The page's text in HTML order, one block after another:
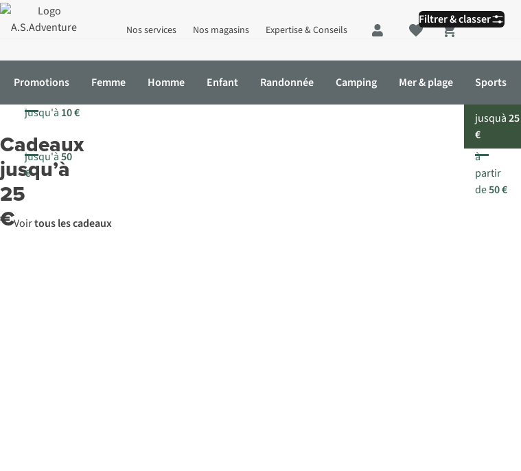
Nos services Nos magasins Expertise & Conseils
Shopping cart
Promotions Femme Homme Enfant Randonnée Camping Mer & plage Sports
Cadeaux
jusqu’à
25
€
jusqu'à 10 € jusquà25
€
jusqu'à50
€
à
partir
de50 €
Voirtous les cadeaux
Filtrer & classer